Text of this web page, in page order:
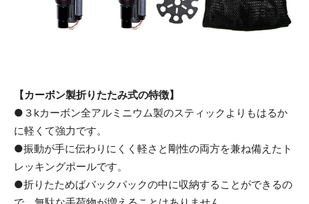
【カーボン製折りたたみ式の特徴】
●３kカーボン全アルミニウム製のスティックよりもはるか
に軽くて強力です。
●振動が手に伝わりにくく軽さと剛性の両方を兼ね備えたト
レッキングポールです。
●折りたためばバックパックの中に収納することができるの